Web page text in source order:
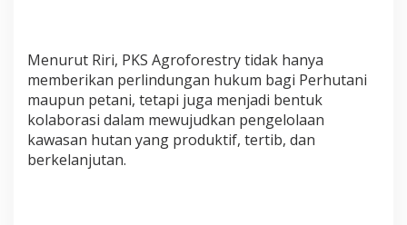
Menurut Riri, PKS Agroforestry tidak hanya
memberikan perlindungan hukum bagi Perhutani
maupun petani, tetapi juga menjadi bentuk
kolaborasi dalam mewujudkan pengelolaan
kawasan hutan yang produktif, tertib, dan
berkelanjutan.